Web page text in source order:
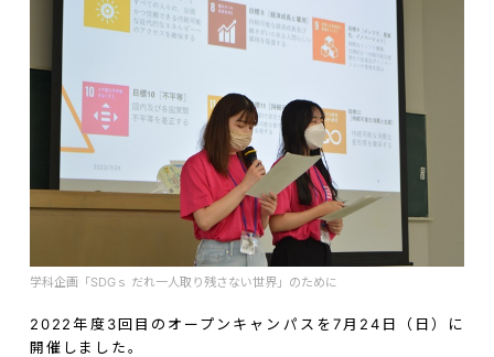
学科企画「SDGｓ だれ一人取り残さない世界」のために
2022年度3回目のオープンキャンパスを7月24日（日）に
開催しました。